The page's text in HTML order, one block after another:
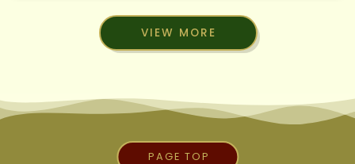
ン
VIEW MORE
PAGE TOP